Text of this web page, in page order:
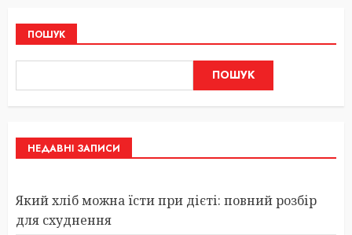
ПОШУК
ПОШУК
НЕДАВНІ ЗАПИСИ
Який хліб можна їсти при дієті: повний розбір
для схуднення